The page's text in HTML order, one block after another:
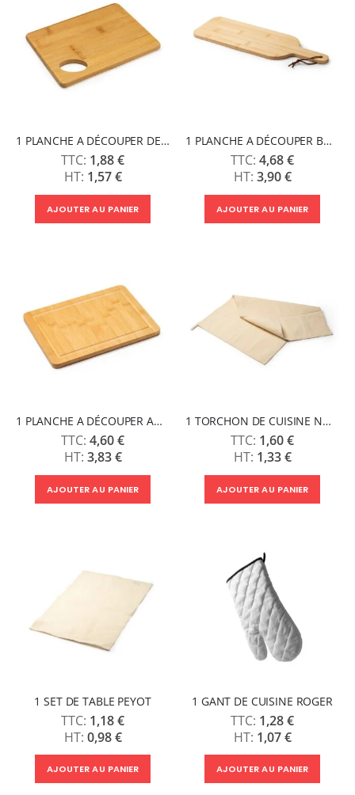
1 PLANCHE A DÉCOUPER DEVON
1,88 €
1,57 €
AJOUTER AU PANIER
1 PLANCHE A DÉCOUPER BORAN
4,68 €
3,90 €
AJOUTER AU PANIER
1 PLANCHE A DÉCOUPER ANGUS
4,60 €
3,83 €
AJOUTER AU PANIER
1 TORCHON DE CUISINE NOPAL
1,60 €
1,33 €
AJOUTER AU PANIER
1 SET DE TABLE PEYOT
1,18 €
0,98 €
AJOUTER AU PANIER
1 GANT DE CUISINE ROGER
1,28 €
1,07 €
AJOUTER AU PANIER